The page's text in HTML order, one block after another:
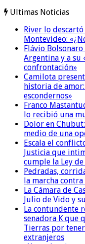
Ultimas Noticias
River lo
Montevideo:
Flávio
Argentina y a
confrontación»
Camilota
historia de
escondernos»
Franco
lo recibió una
Dolor en
medio de una
Escala el
Justicia que
cumple la Ley de
Pedradas,
la marcha
La Cámara de
Julio de Vido y
La contundente
senadora K que
Tierras por
extranjeros